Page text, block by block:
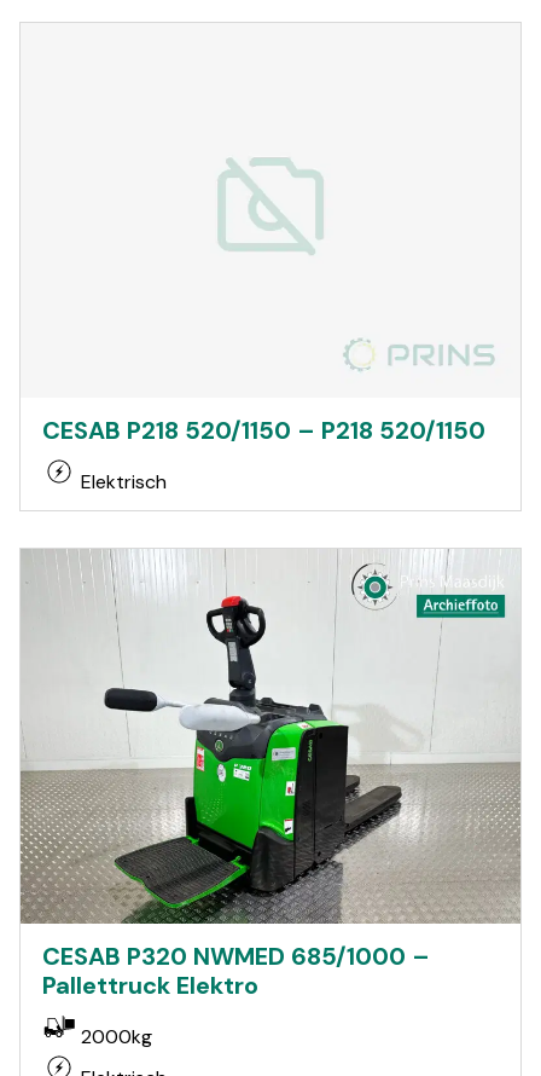
CESAB P218 520/1150 – P218 520/1150
Elektrisch
CESAB P320 NWMED 685/1000 –
Pallettruck Elektro
2000kg